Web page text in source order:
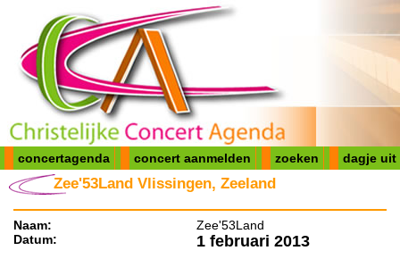
concertagenda concert aanmelden zoeken dagje uit
Zee'53Land Vlissingen, Zeeland
Naam:
Zee'53Land
Datum:
1 februari 2013